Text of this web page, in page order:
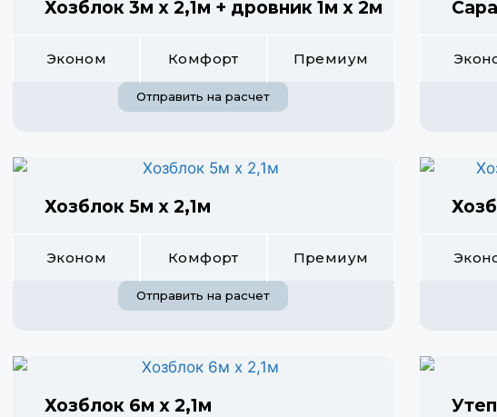
Хозблок 3м х 2,1м + дровник 1м х 2м
Эконом Комфорт Премиум
Отправить на расчет
Хозблок 5м х 2,1м
Эконом Комфорт Премиум
Отправить на расчет
Хозблок 6м х 2,1м